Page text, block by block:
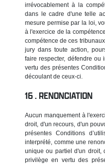
irrévocablement à la
dans le cadre d'une telle
mesure permise par la loi,
à l'exercice de la
compétence de ces
jury dans toute action,
faire respecter, défendre ou
vertu des présentes
découlant de ceux-ci.
RENONCIATION
Aucun manquement à
droit, d'un recours, d'un
présentes Conditions
interprété, comme une
unique ou partiel d'un droit,
privilège en vertu des